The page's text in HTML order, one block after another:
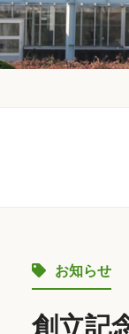
お知らせ
創立記